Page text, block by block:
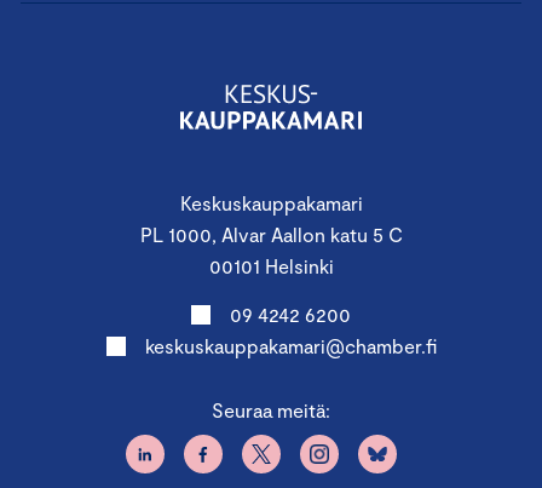
Keskuskauppakamari
PL 1000, Alvar Aallon katu 5 C
00101 Helsinki
09 4242 6200
keskuskauppakamari@chamber.fi
Seuraa meitä: